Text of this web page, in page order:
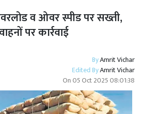
व ओवर स्पीड पर सख्ती,
पर कार्रवाई
ByAmrit Vichar
Edited ByAmrit Vichar
On05 Oct 2025 08:01:38